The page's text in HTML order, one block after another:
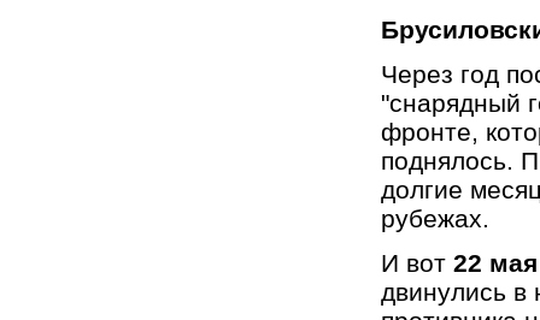
Через год
"снарядный
фронте,
поднялось.
долгие
рубежах.
И вот 22
двинулись в